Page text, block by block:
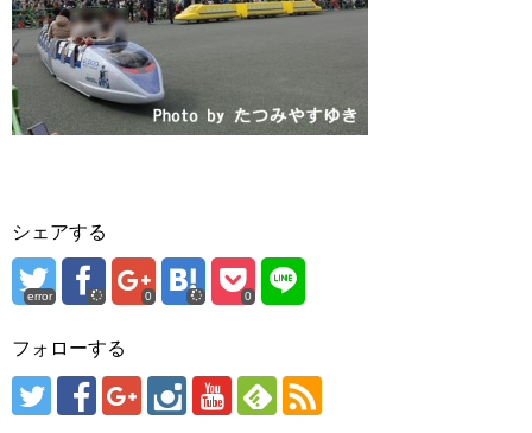
シェアする
error 0 0
フォローする